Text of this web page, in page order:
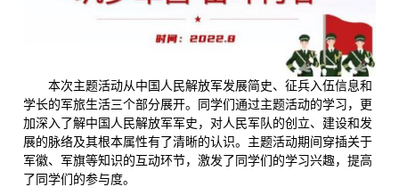
本次主题活动从中国人民解放军发展简史、征兵入伍信息和
学长的军旅生活三个部分展开。同学们通过主题活动的学习，更
加深入了解中国人民解放军军史，对人民军队的创立、建设和发
展的脉络及其根本属性有了清晰的认识。主题活动期间穿插关于
军徽、军旗等知识的互动环节，激发了同学们的学习兴趣，提高
了同学们的参与度。